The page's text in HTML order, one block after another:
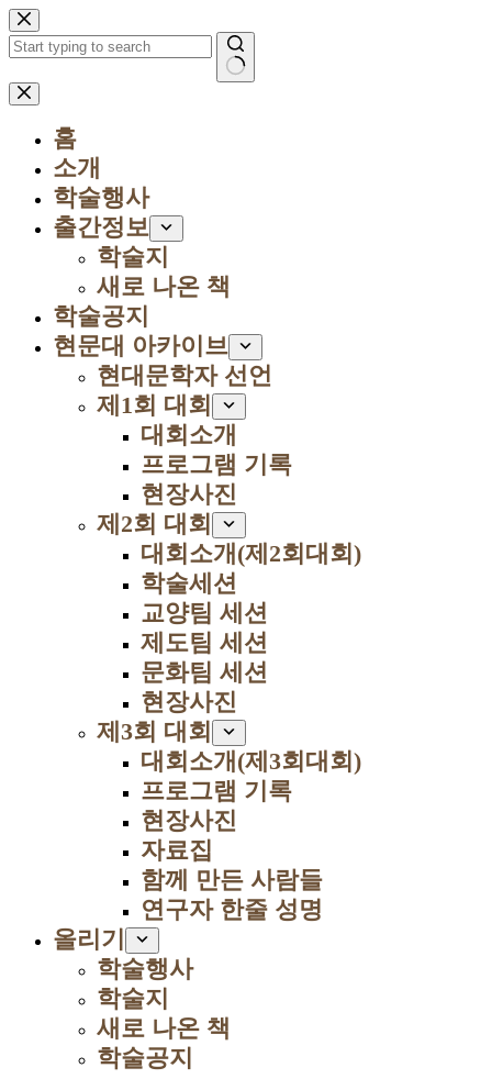
본
문
으
로
건
결
홈
소개
학술행사
출간정보
학술지
새로 나온 책
학술공지
현문대 아카이브
현대문학자 선언
제1회 대회
대회소개
프로그램 기록
현장사진
제2회 대회
대회소개(제2회대회)
학술세션
교양팀 세션
제도팀 세션
문화팀 세션
현장사진
제3회 대회
대회소개(제3회대회)
프로그램 기록
현장사진
자료집
함께 만든 사람들
연구자 한줄 성명
올리기
학술행사
학술지
새로 나온 책
학술공지